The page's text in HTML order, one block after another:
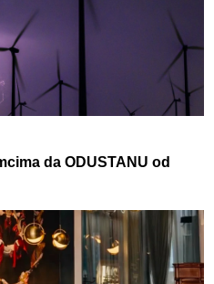
da ODUSTANU od